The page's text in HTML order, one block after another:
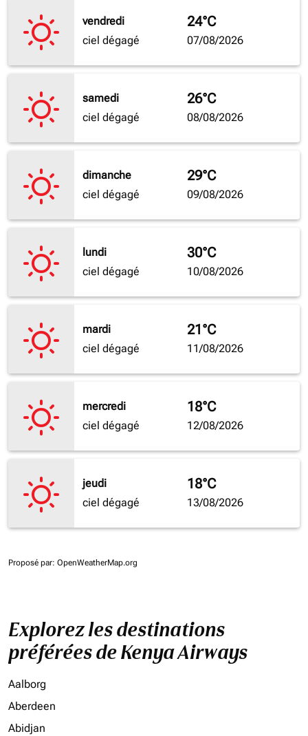
vendredi
ciel dégagé
24°C
07/08/2026
samedi
ciel dégagé
26°C
08/08/2026
dimanche
ciel dégagé
29°C
09/08/2026
lundi
ciel dégagé
30°C
10/08/2026
mardi
ciel dégagé
21°C
11/08/2026
mercredi
ciel dégagé
18°C
12/08/2026
jeudi
ciel dégagé
18°C
13/08/2026
Proposé par: OpenWeatherMap.org
Explorez les destinations
préférées de Kenya Airways
Aalborg
Aberdeen
Abidjan